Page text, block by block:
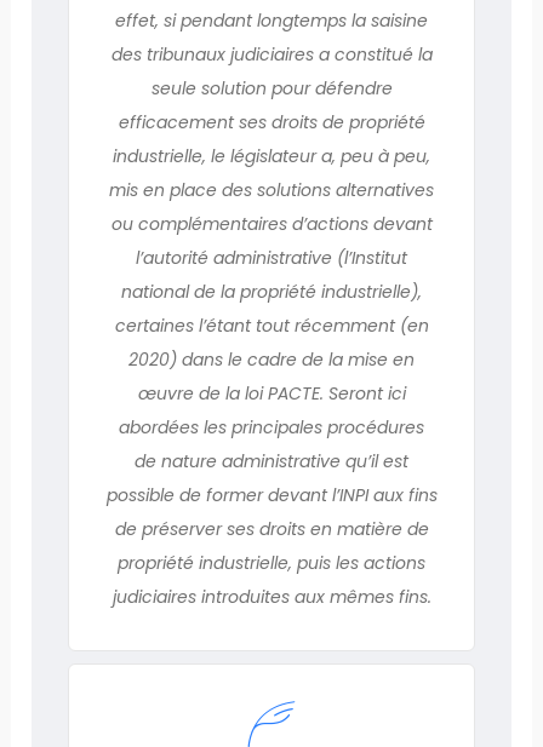
effet, si pendant longtemps la saisine
des tribunaux judiciaires a constitué la
seule solution pour défendre
efficacement ses droits de propriété
industrielle, le législateur a, peu à peu,
mis en place des solutions alternatives
ou complémentaires d’actions devant
l’autorité administrative (l’Institut
national de la propriété industrielle),
certaines l’étant tout récemment (en
2020) dans le cadre de la mise en
œuvre de la loi PACTE. Seront ici
abordées les principales procédures
de nature administrative qu’il est
possible de former devant l’INPI aux fins
de préserver ses droits en matière de
propriété industrielle, puis les actions
judiciaires introduites aux mêmes fins.